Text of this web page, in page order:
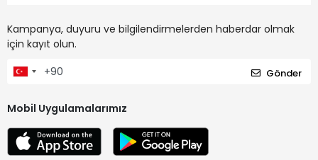
Kampanya, duyuru ve bilgilendirmelerden haberdar olmak
için kayıt olun.
Gönder
Mobil Uygulamalarımız